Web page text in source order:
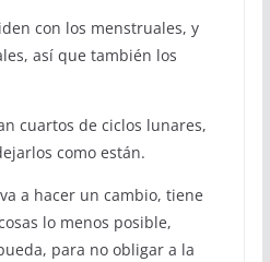
con los menstruales, y
así que también los
cuartos de ciclos lunares,
como están.
a hacer un cambio, tiene
lo menos posible,
para no obligar a la